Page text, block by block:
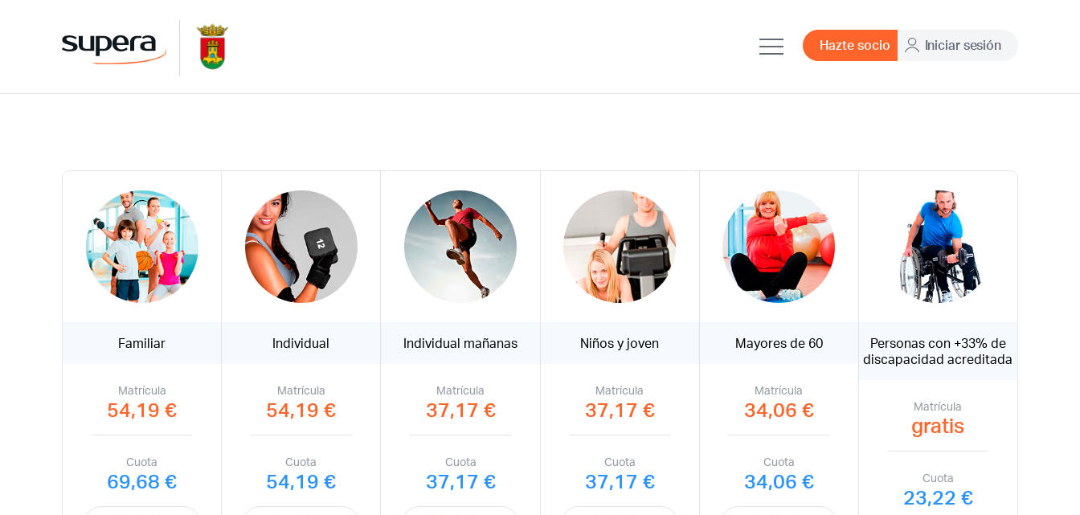
Hazte socio Iniciar sesión
Familiar
Matrícula
54,19 €
Cuota
69,68 €
Individual
Matrícula
54,19 €
Cuota
54,19 €
Individual mañanas
Matrícula
37,17 €
Cuota
37,17 €
Niños y joven
Matrícula
37,17 €
Cuota
37,17 €
Mayores de 60
Matrícula
34,06 €
Cuota
34,06 €
Personas con +33% de
discapacidad acreditada
Matrícula
gratis
Cuota
23,22 €